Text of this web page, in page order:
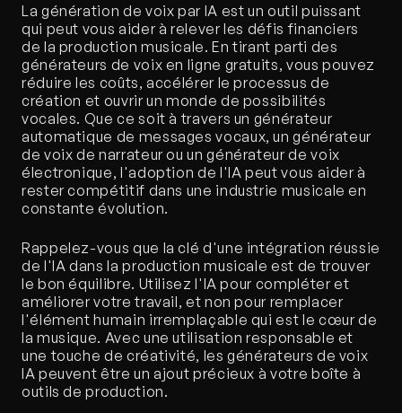
La génération de voix par IA est un outil puissant
qui peut vous aider à relever les défis financiers
de la production musicale. En tirant parti des
générateurs de voix en ligne gratuits, vous pouvez
réduire les coûts, accélérer le processus de
création et ouvrir un monde de possibilités
vocales. Que ce soit à travers un générateur
automatique de messages vocaux, un générateur
de voix de narrateur ou un générateur de voix
électronique, l'adoption de l'IA peut vous aider à
rester compétitif dans une industrie musicale en
constante évolution.
Rappelez-vous que la clé d'une intégration réussie
de l'IA dans la production musicale est de trouver
le bon équilibre. Utilisez l'IA pour compléter et
améliorer votre travail, et non pour remplacer
l'élément humain irremplaçable qui est le cœur de
la musique. Avec une utilisation responsable et
une touche de créativité, les générateurs de voix
IA peuvent être un ajout précieux à votre boîte à
outils de production.